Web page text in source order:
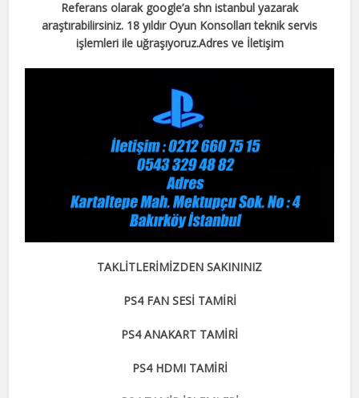
Referans olarak google’a shn istanbul yazarak
araştırabilirsiniz. 18 yıldır Oyun Konsolları teknik servis
işlemleri ile uğraşıyoruz.Adres ve İletişim
TAKLİTLERİMİZDEN SAKININIZ
PS4 FAN SESİ TAMİRİ
PS4 ANAKART TAMİRİ
PS4 HDMI TAMİRİ